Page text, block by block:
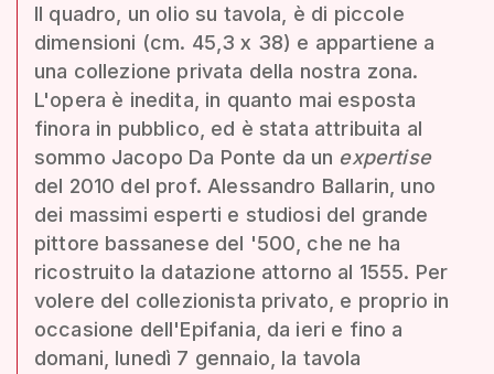
Il quadro, un olio su tavola, è di piccole
dimensioni (cm. 45,3 x 38) e appartiene a
una collezione privata della nostra zona.
L'opera è inedita, in quanto mai esposta
finora in pubblico, ed è stata attribuita al
sommo Jacopo Da Ponte da un expertise
del 2010 del prof. Alessandro Ballarin, uno
dei massimi esperti e studiosi del grande
pittore bassanese del '500, che ne ha
ricostruito la datazione attorno al 1555. Per
volere del collezionista privato, e proprio in
occasione dell'Epifania, da ieri e fino a
domani, lunedì 7 gennaio, la tavola